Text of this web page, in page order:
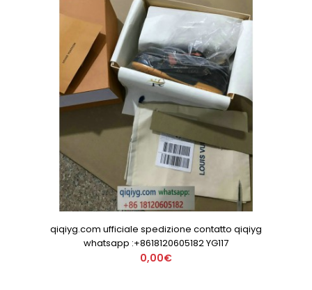
qiqiyg.com ufficiale spedizione contatto qiqiyg
whatsapp :+8618120605182 YG117
0,00€